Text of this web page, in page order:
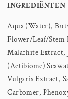
INGREDIËNTEN
Aqua (Water),
Flower/Leaf/Stem
Malachite Extract,
(Actibiome)
Vulgaris Extract,
Carbomer,